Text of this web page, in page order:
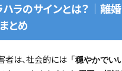
ラのサインとは？｜離
とめ
者は、社会的には 「穏やかでい